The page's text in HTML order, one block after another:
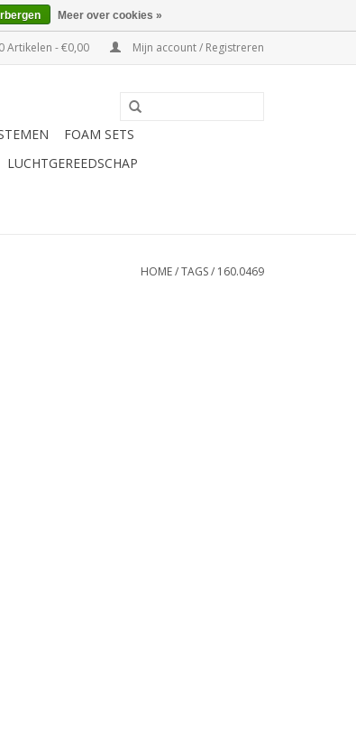
0 Artikelen - €0,00 Mijn account / Registreren
FOAM SETS
LUCHTGEREEDSCHAP
HOME/TAGS/ 160.0469
Meer over cookies »